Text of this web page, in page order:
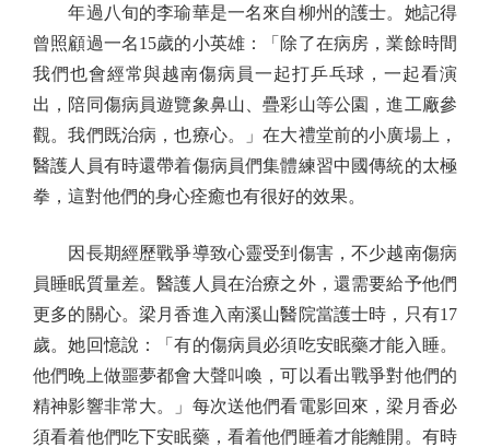
年過八旬的李瑜華是一名來自柳州的護士。她記得
曾照顧過一名15歲的小英雄：「除了在病房，業餘時間
我們也會經常與越南傷病員一起打乒乓球，一起看演
出，陪同傷病員遊覽象鼻山、疊彩山等公園，進工廠參
觀。我們既治病，也療心。」在大禮堂前的小廣場上，
醫護人員有時還帶着傷病員們集體練習中國傳統的太極
拳，這對他們的身心痊癒也有很好的效果。
因長期經歷戰爭導致心靈受到傷害，不少越南傷病
員睡眠質量差。醫護人員在治療之外，還需要給予他們
更多的關心。梁月香進入南溪山醫院當護士時，只有17
歲。她回憶說：「有的傷病員必須吃安眠藥才能入睡。
他們晚上做噩夢都會大聲叫喚，可以看出戰爭對他們的
精神影響非常大。」每次送他們看電影回來，梁月香必
須看着他們吃下安眠藥，看着他們睡着才能離開。有時